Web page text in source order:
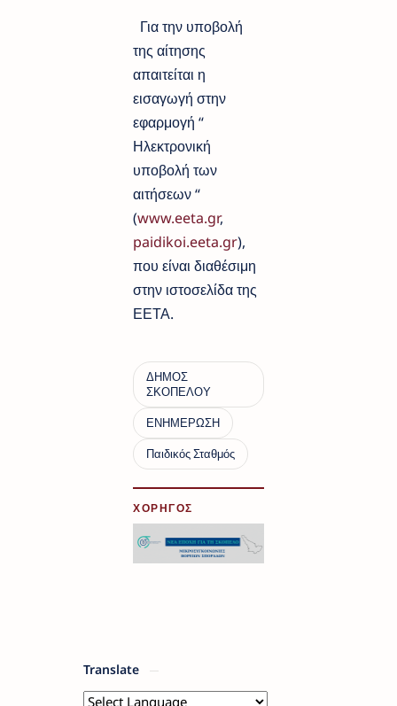
Για την υποβολή
της αίτησης
απαιτείται η
εισαγωγή στην
εφαρμογή “
Ηλεκτρονική
υποβολή των
αιτήσεων “
(www.eeta.gr,
paidikoi.eeta.gr),
που είναι διαθέσιμη
στην ιστοσελίδα της
ΕΕΤΑ.
ΧΟΡΗΓΟΣ
Translate